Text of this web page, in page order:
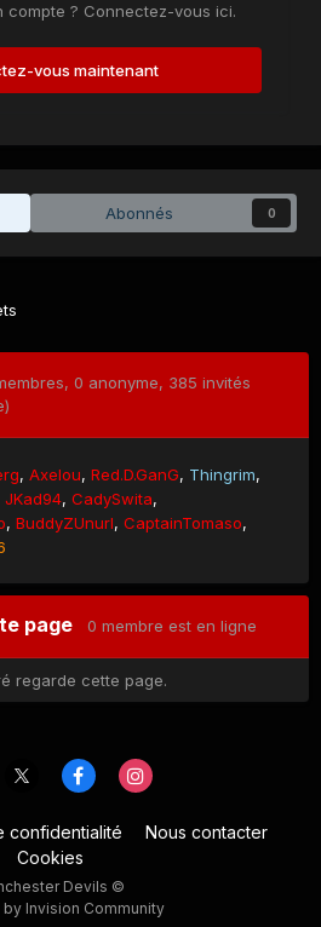
compte ? Connectez-vous ici.
vous maintenant
Abonnés 0
, 0 anonyme, 385 invités
Axelou Red.D.GanG
Thingrim
JKad94 CadySwita
BuddyZUnurl CaptainTomaso
page 0 membre est en ligne
regarde cette page.
confidentialité
Nous contacter
Cookies
Devils ©
Invision Community